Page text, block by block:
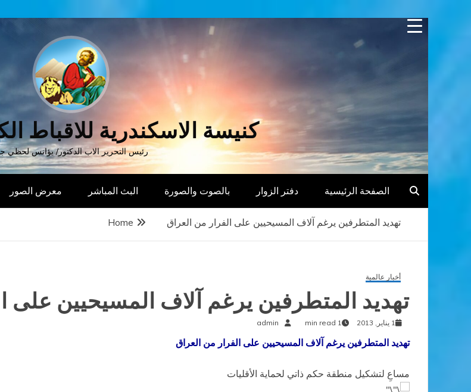
Skip
كنيسة الاسكندرية للاقباط
رئيس التحرير الاب الدكتور/ يؤانس لحظي
الصفحة الرئيسية دفتر الزوار بالصوت والصورة البث المباشر معرض الصور
Home تهديد المتطرفين يرغم آلاف المسيحيين على الفرار من العراق
أخبار عالمية
تهديد المتطرفين يرغم آلاف المسيحيين على
1 يناير, 2013 1 min read
admin
تهديد المتطرفين يرغم آلاف المسيحيين على الفرار من العراق
مساعِ لتشكيل منطقة حكم ذاتي لحماية الأقليات